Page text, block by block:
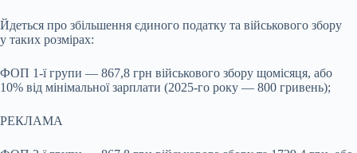
Йдеться про збільшення єдиного податку та військового збору
у таких розмірах:
ФОП 1-ї групи — 867,8 грн військового збору щомісяця, або
10% від мінімальної зарплати (2025-го року — 800 гривень);
РЕКЛАМА